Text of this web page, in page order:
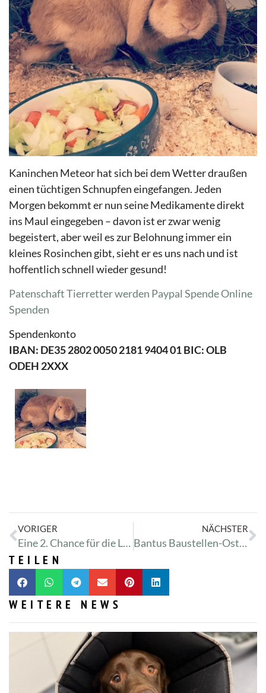
Kaninchen Meteor hat sich bei dem Wetter draußen
einen tüchtigen Schnupfen eingefangen. Jeden
Morgen bekommt er nun seine Medikamente direkt
ins Maul eingegeben – davon ist er zwar wenig
begeistert, aber weil es zur Belohnung immer ein
kleines Rosinchen gibt, sieht er es uns nach und ist
hoffentlich schnell wieder gesund!
Patenschaft Tierretter werden Paypal SpendeOnline
Spenden
Spendenkonto
IBAN: DE35 2802 0050 2181 9404 01 BIC: OLB
ODEH 2XXX
VORIGER
Eine 2. Chance für die Liebe
NÄCHSTER
Bantus Baustellen-Osterparty
TEILEN
WEITERE NEWS